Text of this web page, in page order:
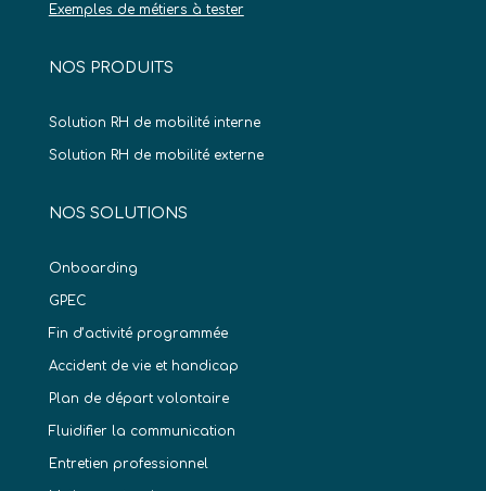
Exemples de métiers à tester
NOS PRODUITS
Solution RH de mobilité interne
Solution RH de mobilité externe
NOS SOLUTIONS
Onboarding
GPEC
Fin d’activité programmée
Accident de vie et handicap
Plan de départ volontaire
Fluidifier la communication
Entretien professionnel